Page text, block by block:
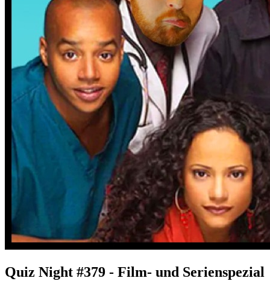
Quiz Night #379 - Film- und Serienspezial